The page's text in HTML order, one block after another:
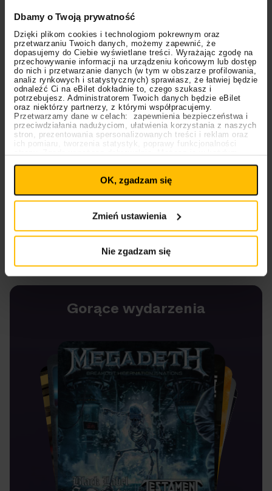
Dbamy o Twoją prywatność
Dzięki plikom cookies i technologiom pokrewnym oraz
przetwarzaniu Twoich danych, możemy zapewnić, że
dopasujemy do Ciebie wyświetlane treści. Wyrażając zgodę na
przechowywanie informacji na urządzeniu końcowym lub dostęp
do nich i przetwarzanie danych (w tym w obszarze profilowania,
analiz rynkowych i statystycznych) sprawiasz, że łatwiej będzie
odnaleźć Ci na eBilet dokładnie to, czego szukasz i
potrzebujesz. Administratorem Twoich danych będzie eBilet
oraz niektórzy partnerzy, z którymi współpracujemy.
Przetwarzamy dane w celach: zapewnienia bezpieczeństwa i
przeciwdziałania nadużyciom, ułatwienia korzystania z naszych
stron, prezentowania spersonalizowanych treści i reklam oraz
ich pomiaru, tworzenia statystyk, poprawy funkcjonalności
plików cookies
wpływa na legalność uprzedniego przetwarzania.
Polityka plików cookies
OK, zgadzam się
Zmień ustawienia
Nie zgadzam się
chociażby”Emotionally Hungover”
Messing It Up”jednak z pewnością nie zabraknie też
starych hitów na czele z“JUMP”i“Every Song I Ever
Wrote”. Najważniejsze jednak, że nie zabraknie was,
fanów dzięki którym każdy koncertOnly The
Poetsstaje się prawdziwym świętem muzyki.
Stwórzmy tę wyjątkową atmosferę jeszcze raz. Do
zobaczenia w Poznaniu!
Przeczytaj też:
High Five: pięć najciekawszych wydarzeń w
polskim rapie w minionym miesiącu [kwiecień
2026]
Taco Hemingway wyszedł z ukrycia!
Opowiedział o błędach logicznych na ostatniej
płycie
Drake ze strzałami w Kendricka! Trzy albumy i
dużo konkretów, czyli co wiemy o “Icemanie”
Gorące wydarzenia